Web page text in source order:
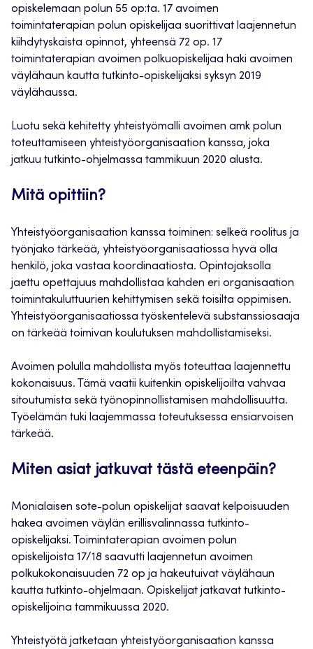
opiskelemaan polun 55 op:ta. 17 avoimen
toimintaterapian polun opiskelijaa suorittivat laajennetun
kiihdytyskaista opinnot, yhteensä 72 op. 17
toimintaterapian avoimen polkuopiskelijaa haki avoimen
väylähaun kautta tutkinto-opiskelijaksi syksyn 2019
väylähaussa.
Luotu sekä kehitetty yhteistyömalli avoimen amk polun
toteuttamiseen yhteistyöorganisaation kanssa, joka
jatkuu tutkinto-ohjelmassa tammikuun 2020 alusta.
Mitä opittiin?
Yhteistyöorganisaation kanssa toiminen: selkeä roolitus ja
työnjako tärkeää, yhteistyöorganisaatiossa hyvä olla
henkilö, joka vastaa koordinaatiosta. Opintojaksolla
jaettu opettajuus mahdollistaa kahden eri organisaation
toimintakuluttuurien kehittymisen sekä toisilta oppimisen.
Yhteistyöorganisaatiossa työskentelevä substanssiosaaja
on tärkeää toimivan koulutuksen mahdollistamiseksi.
Avoimen polulla mahdollista myös toteuttaa laajennettu
kokonaisuus. Tämä vaatii kuitenkin opiskelijoilta vahvaa
sitoutumista sekä työnopinnollistamisen mahdollisuutta.
Työelämän tuki laajemmassa toteutuksessa ensiarvoisen
tärkeää.
Miten asiat jatkuvat tästä eteenpäin?
Monialaisen sote-polun opiskelijat saavat kelpoisuuden
hakea avoimen väylän erillisvalinnassa tutkinto-
opiskelijaksi. Toimintaterapian avoimen polun
opiskelijoista 17/18 saavutti laajennetun avoimen
polkukokonaisuuden 72 op ja hakeutuivat väylähaun
kautta tutkinto-ohjelmaan. Opiskelijat jatkavat tutkinto-
opiskelijoina tammikuussa 2020.
Yhteistyötä jatketaan yhteistyöorganisaation kanssa